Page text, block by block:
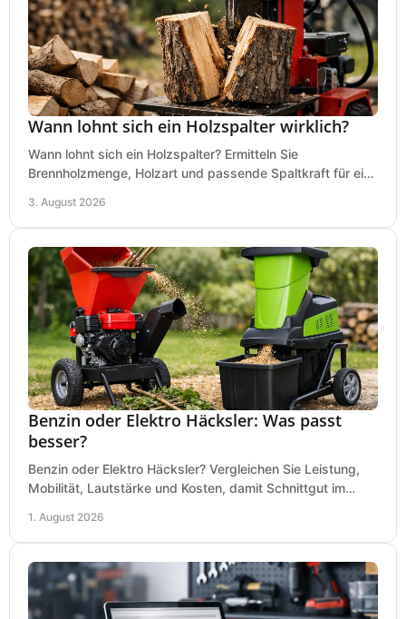
Wann lohnt sich ein Holzspalter wirklich?
Wann lohnt sich ein Holzspalter? Ermitteln Sie
Brennholzmenge, Holzart und passende Spaltkraft für eine
3. August 2026
Benzin oder Elektro Häcksler: Was passt
besser?
Benzin oder Elektro Häcksler? Vergleichen Sie Leistung,
Mobilität, Lautstärke und Kosten, damit Schnittgut im
1. August 2026